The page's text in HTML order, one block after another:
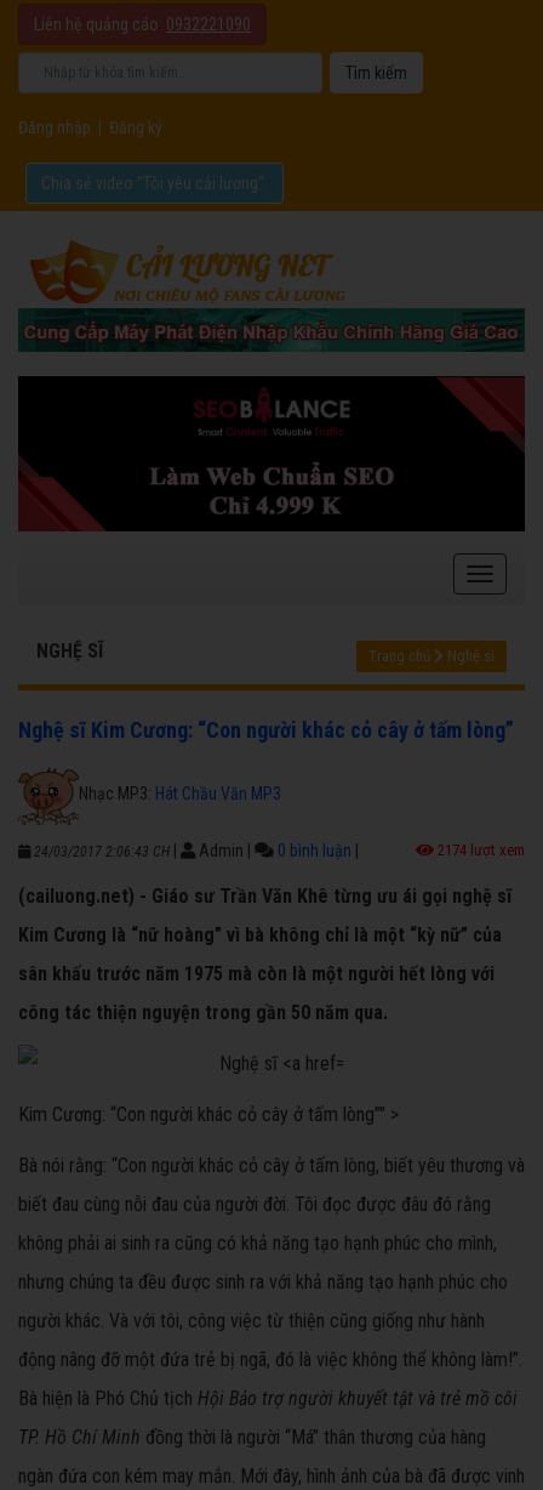
Liên hệ quảng cáo: 0932221090
Đăng nhập Đăng ký
Chia sẻ video "Tôi yêu cải lương".
NGHỆ SĨ Trang chủ Nghệ sĩ
Nghệ sĩ Kim Cương: “Con người khác cỏ cây ở tấm lòng”
Nhạc MP3: Hát Chầu Văn MP3
24/03/2017 2:06:43 CH Admin 0 bình luận 2174 lượt xem
(cailuong.net) - Giáo sư Trần Văn Khê từng ưu ái gọi nghệ sĩ
Kim Cương là “nữ hoàng” vì bà không chỉ là một “kỳ nữ” của
sân khấu trước năm 1975 mà còn là một người hết lòng với
công tác thiện nguyện trong gần 50 năm qua.
Kim Cương: “Con người khác cỏ cây ở tấm lòng”" >
Bà nói rằng: “Con người khác cỏ cây ở tấm lòng, biết yêu thương và
biết đau cùng nỗi đau của người đời. Tôi đọc được đâu đó rằng
không phải ai sinh ra cũng có khả năng tạo hạnh phúc cho mình,
nhưng chúng ta đều được sinh ra với khả năng tạo hạnh phúc cho
người khác. Và với tôi, công việc từ thiện cũng giống như hành
động nâng đỡ một đứa trẻ bị ngã, đó là việc không thể không làm!”.
Bà hiện là Phó Chủ tịch Hội Bảo trợ người khuyết tật và trẻ mồ côi
TP. Hồ Chí Minh đồng thời là người “Má” thân thương của hàng
ngàn đứa con kém may mắn. Mới đây, hình ảnh của bà đã được vinh